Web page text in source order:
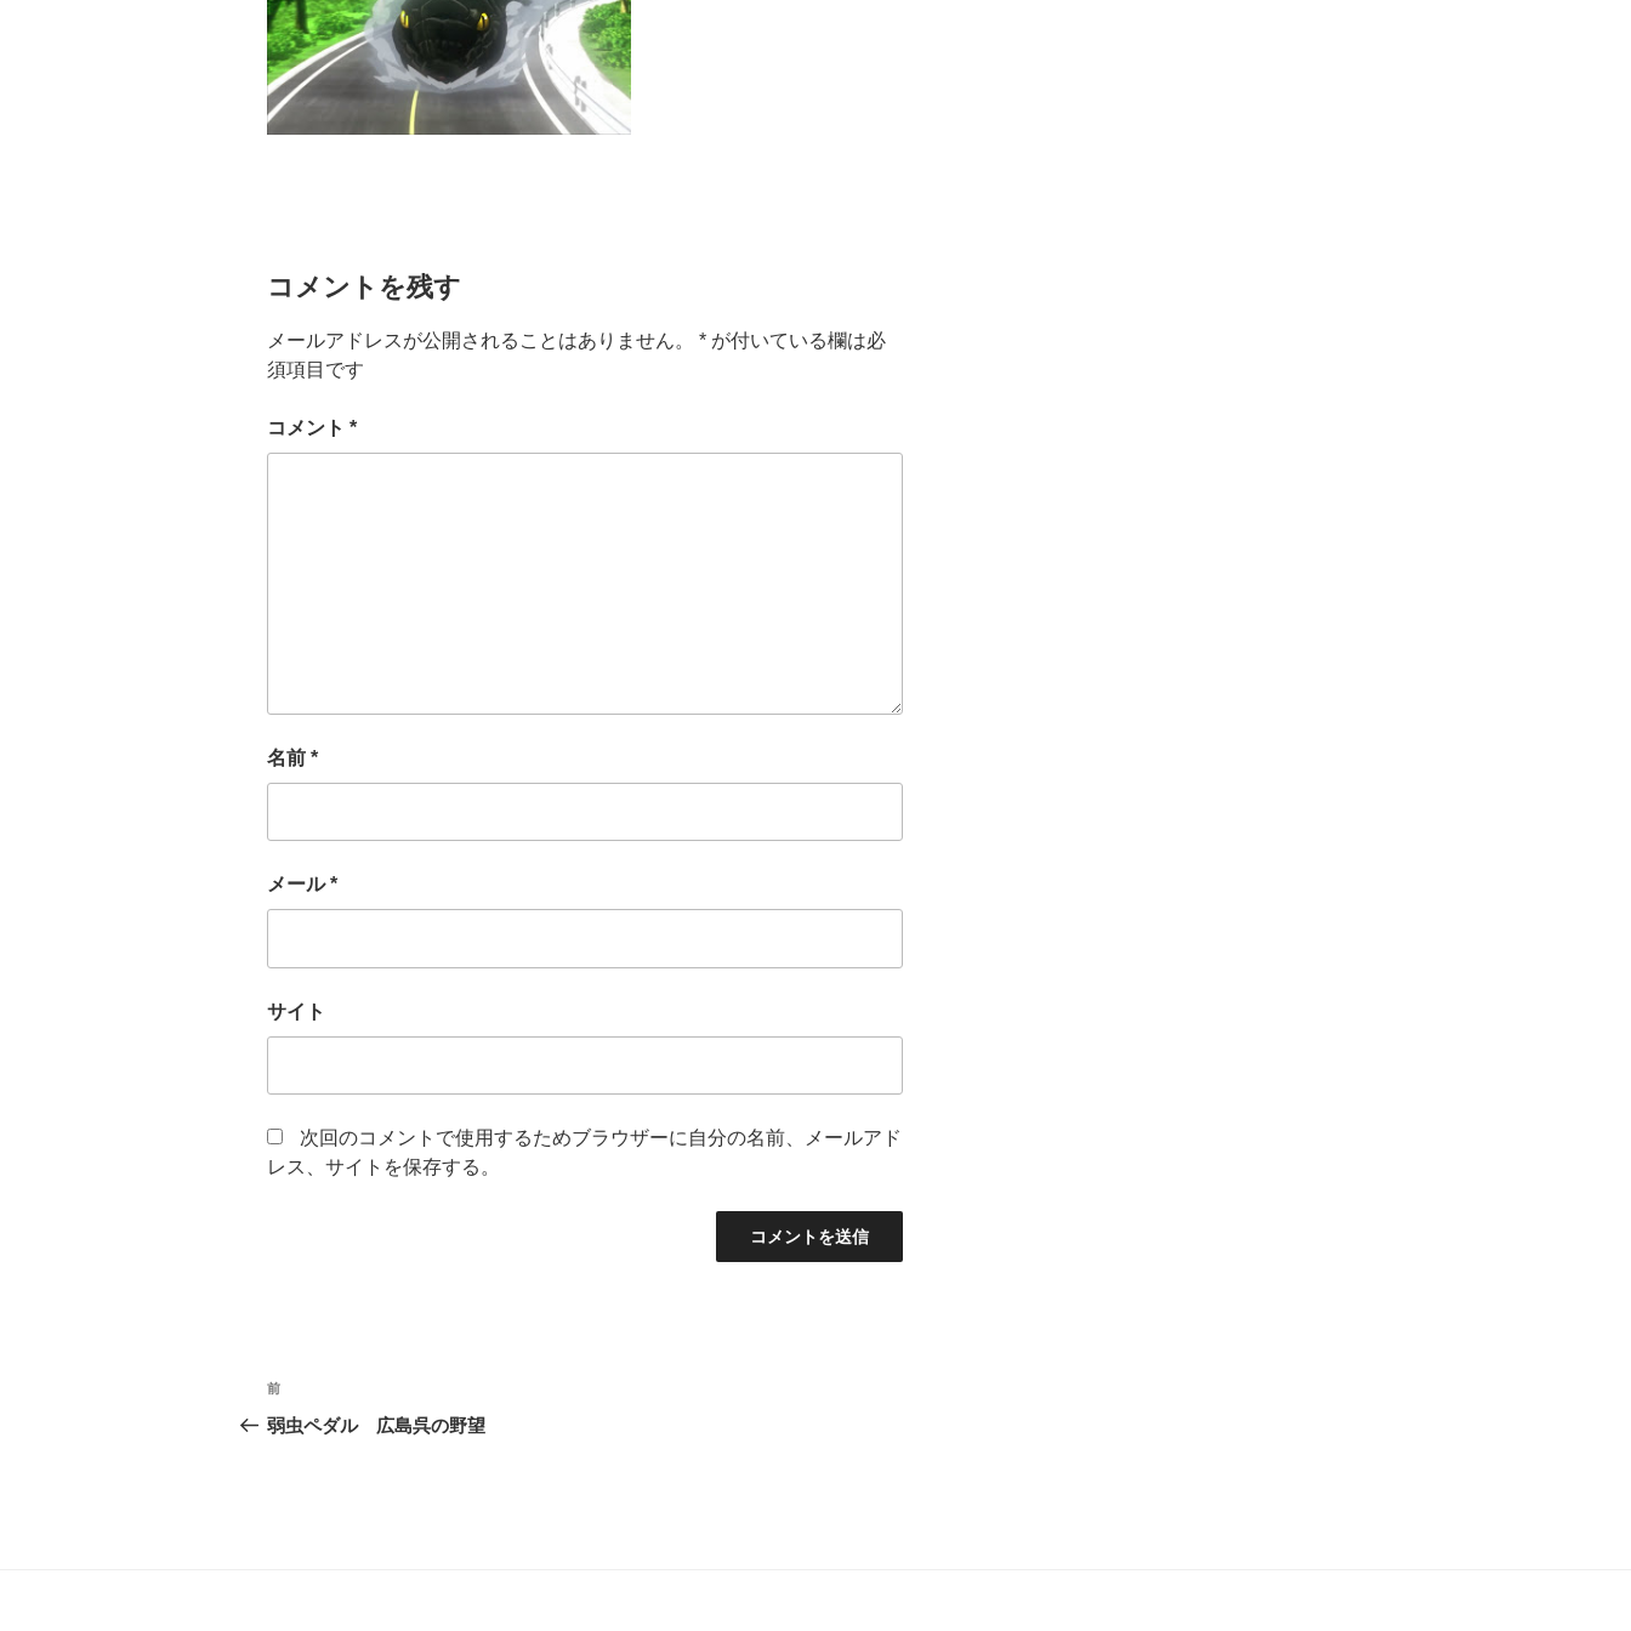
コメントを残す
メールアドレスが公開されることはありません。 * が付いている欄は必
須項目です
コメント *
名前 *
メール*
サイト
次回のコメントで使用するためブラウザーに自分の名前、メールアド
レス、サイトを保存する。
投
稿
過
去
前
弱虫ペダル 広島呉の野望